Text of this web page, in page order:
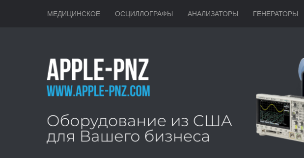
МЕДИЦИНСКОЕ ОСЦИЛЛОГРАФЫ АНАЛИЗАТОРЫ ГЕНЕРАТОРЫ